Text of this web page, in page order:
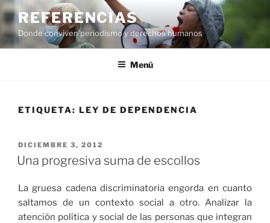
al
contenido
REFERENCIAS
Donde conviven periodismo y derechos humanos
Menú
ETIQUETA: LEY DE DEPENDENCIA
PUBLICADO
EL
DICIEMBRE 3, 2012
Una progresiva suma de escollos
La gruesa cadena discriminatoria engorda en cuanto
saltamos de un contexto social a otro. Analizar la
atención política y social de las personas que integran